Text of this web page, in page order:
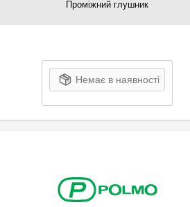
Проміжний глушник
Немає в наявності